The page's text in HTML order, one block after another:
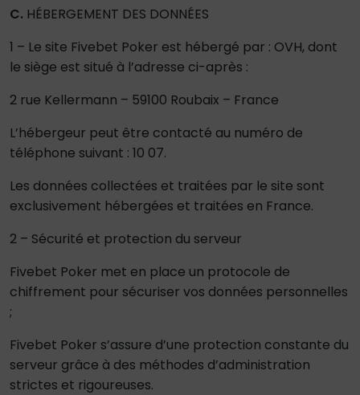
C. HÉBERGEMENT DES DONNÉES
1 – Le site Fivebet Poker est hébergé par : OVH, dont
le siège est situé à l’adresse ci-après :
2 rue Kellermann – 59100 Roubaix – France
L’hébergeur peut être contacté au numéro de
téléphone suivant : 10 07.
Les données collectées et traitées par le site sont
exclusivement hébergées et traitées en France.
2 – Sécurité et protection du serveur
Fivebet Poker met en place un protocole de
chiffrement pour sécuriser vos données personnelles
;
Fivebet Poker s’assure d’une protection constante du
serveur grâce à des méthodes d’administration
strictes et rigoureuses.